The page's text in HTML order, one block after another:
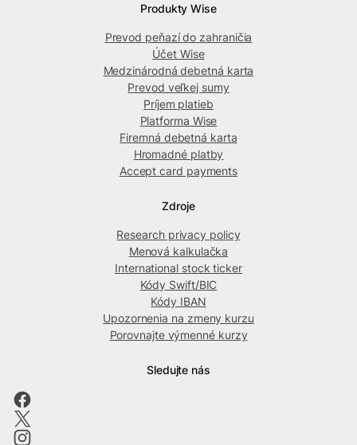
Produkty Wise
Prevod peňazí do zahraničia
Účet Wise
Medzinárodná debetná karta
Prevod veľkej sumy
Príjem platieb
Platforma Wise
Firemná debetná karta
Hromadné platby
Accept card payments
Zdroje
Research privacy policy
Menová kalkulačka
International stock ticker
Kódy Swift/BIC
Kódy IBAN
Upozornenia na zmeny kurzu
Porovnajte výmenné kurzy
Sledujte nás